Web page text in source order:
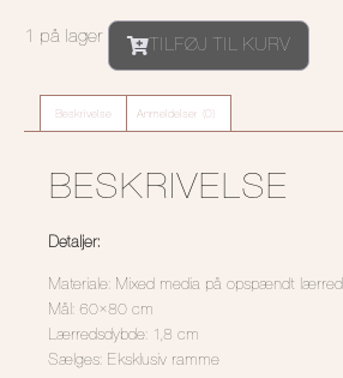
1 på lager
TILFØJ TIL KURV
Beskrivelse Anmeldelser (0)
BESKRIVELSE
Detaljer:
Materiale: Mixed media på opspændt lærred
Mål: 60×80 cm
Lærredsdybde: 1,8 cm
Sælges: Eksklusiv ramme